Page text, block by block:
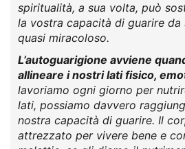
spiritualità, a sua volta, può
la vostra capacità di guarire
quasi miracoloso.
L’autoguarigione avviene
allineare i nostri lati fisico,
lavoriamo ogni giorno per
lati, possiamo davvero
nostra capacità di guarire. Il
attrezzato per vivere bene e